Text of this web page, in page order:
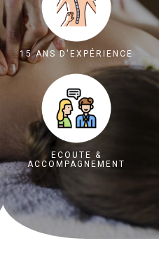
15 ANS D'EXPÉRIENCE
ECOUTE &
ACCOMPAGNEMENT